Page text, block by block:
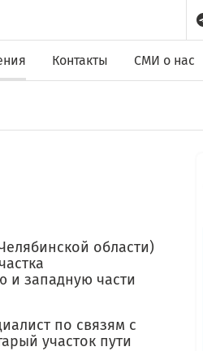
Контакты СМИ о нас
области)
и западную части
по связям с
участок пути